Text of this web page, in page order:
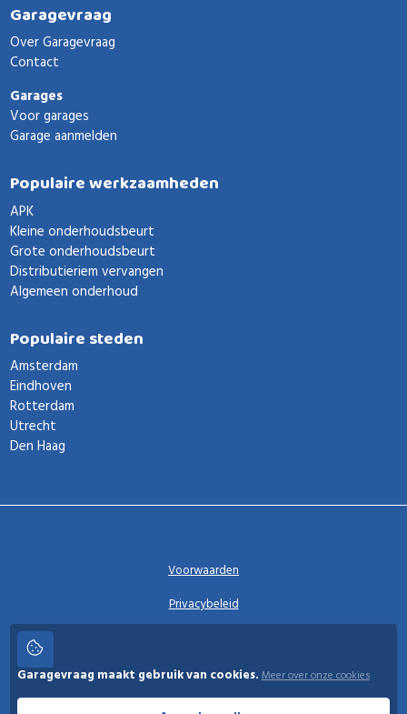
Garagevraag
Over Garagevraag
Contact
Garages
Voor garages
Garage aanmelden
Populaire werkzaamheden
APK
Kleine onderhoudsbeurt
Grote onderhoudsbeurt
Distributieriem vervangen
Algemeen onderhoud
Populaire steden
Amsterdam
Eindhoven
Rotterdam
Utrecht
Den Haag
Voorwaarden
Privacybeleid
Garagevraag maakt gebruik van cookies.Meer over onze cookies